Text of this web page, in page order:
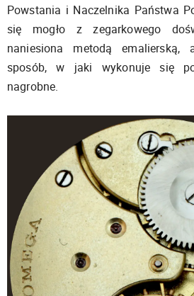
Powstania i Naczelnika Państwa
się mogło z zegarkowego
naniesiona metodą
sposób, w jaki wykonuje się
nagrobne.